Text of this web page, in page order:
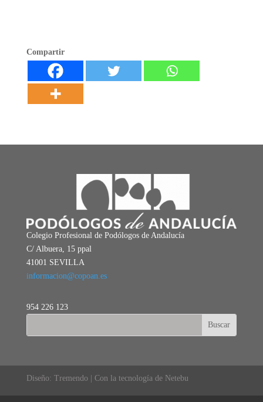
Compartir
Colegio Profesional de Podólogos de Andalucía
C/ Albuera, 15 ppal
41001 SEVILLA
informacion@copoan.es
954 226 123
Diseño: Tremendo | Con la tecnología de Netebu